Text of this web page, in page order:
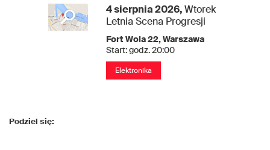
4 sierpnia 2026,Wtorek
Letnia Scena Progresji
Fort Wola 22,Warszawa
Start: godz. 20:00
Elektronika
Podziel się: